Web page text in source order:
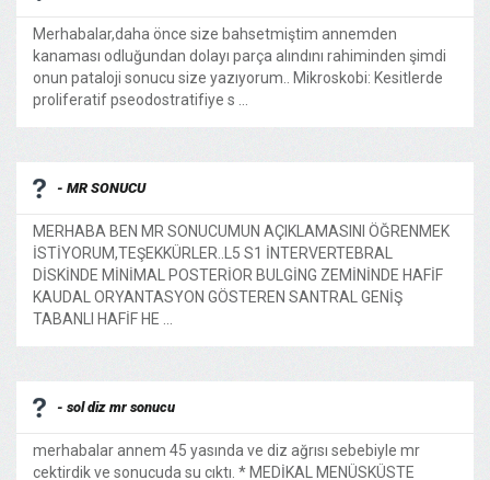
Merhabalar,daha önce size bahsetmiştim annemden
kanaması odluğundan dolayı parça alındını rahiminden şimdi
onun pataloji sonucu size yazıyorum.. Mikroskobi: Kesitlerde
proliferatif pseodostratifiye s ...
- MR SONUCU
MERHABA BEN MR SONUCUMUN AÇIKLAMASINI ÖĞRENMEK
İSTİYORUM,TEŞEKKÜRLER..L5 S1 İNTERVERTEBRAL
DİSKİNDE MİNİMAL POSTERİOR BULGİNG ZEMİNİNDE HAFİF
KAUDAL ORYANTASYON GÖSTEREN SANTRAL GENİŞ
TABANLI HAFİF HE ...
- sol diz mr sonucu
merhabalar annem 45 yasında ve diz ağrısı sebebiyle mr
cektirdik ve sonucuda su cıktı. * MEDİKAL MENÜSKÜSTE